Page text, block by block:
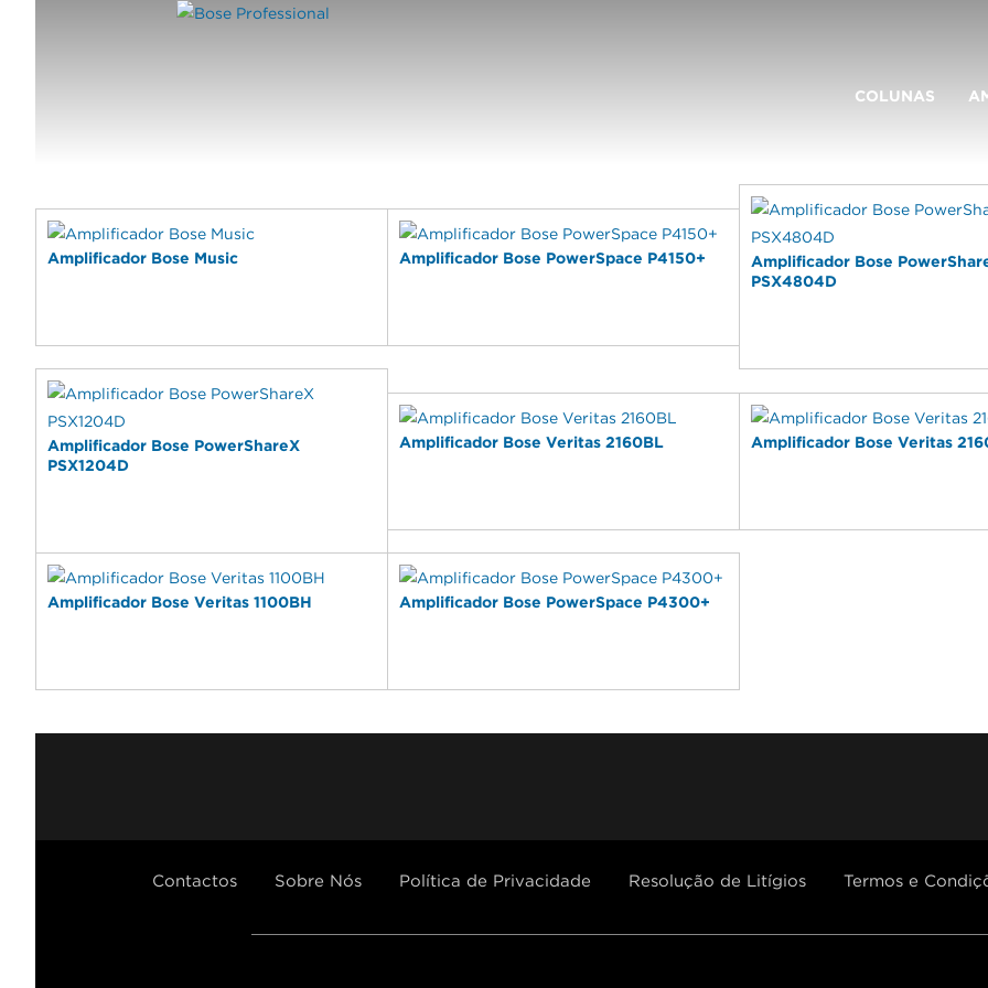
COLUNAS
AMPLIFICADORES
Amplificador Bose Music Amplificador Bose PowerSpace P4150+
Amplificador Bose
PSX4804D
Amplificador Bose PowerShareX
PSX1204D
Amplificador Bose Veritas 2160BL Amplificador Bose Veritas
Amplificador Bose Veritas 1100BH Amplificador Bose PowerSpace P4300+
Contactos Sobre Nós Política de Privacidade Resolução de Litígios Termos e